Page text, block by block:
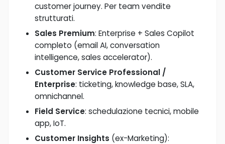
customer journey. Per team vendite
strutturati.
Sales Premium: Enterprise + Sales Copilot
completo (email AI, conversation
intelligence, sales accelerator).
Customer Service Professional /
Enterprise: ticketing, knowledge base, SLA,
omnichannel.
Field Service: schedulazione tecnici, mobile
app, IoT.
Customer Insights (ex-Marketing):